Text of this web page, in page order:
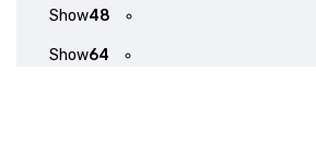
Show48
Show64